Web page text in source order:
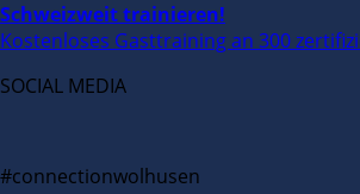
Schweizweit trainieren!
Kostenloses Gasttraining an 300
SOCIAL MEDIA
#connectionwolhusen